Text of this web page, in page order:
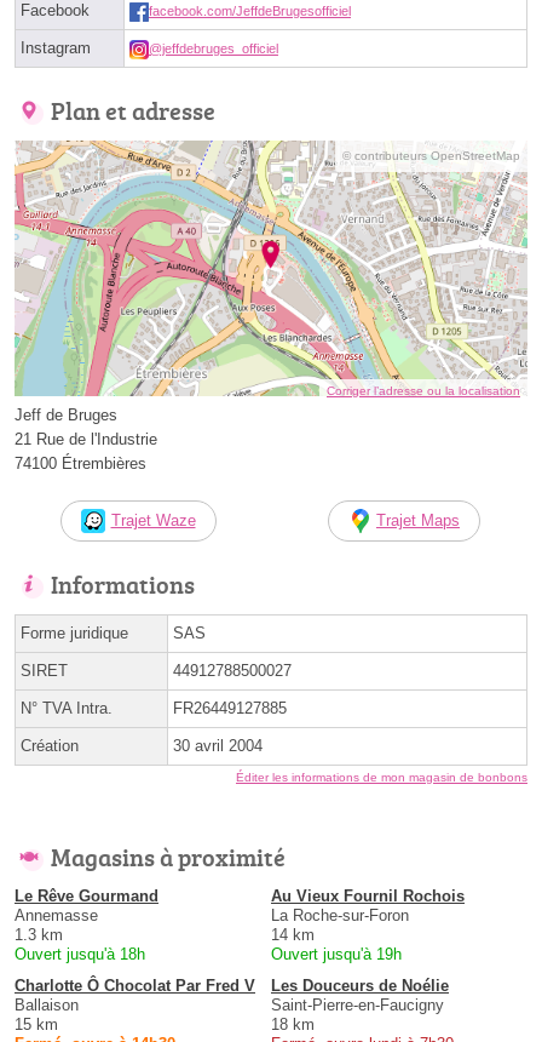
Facebook facebook.com/JeffdeBrugesofficiel
Instagram @jeffdebruges_officiel
Plan et adresse
© contributeurs OpenStreetMap
Corriger l’adresse ou la localisation
Jeff de Bruges
21 Rue de l'Industrie
74100 Étrembières
Trajet Waze Trajet Maps
Informations
Forme juridique SAS
SIRET 44912788500027
N° TVA Intra. FR26449127885
Création 30 avril 2004
Éditer les informations de mon magasin de bonbons
Magasins à proximité
Le Rêve Gourmand
Annemasse
1.3 km
Ouvert jusqu'à 18h
Au Vieux Fournil Rochois
La Roche-sur-Foron
14 km
Ouvert jusqu'à 19h
Charlotte Ô Chocolat Par Fred V
Ballaison
15 km
Les Douceurs de Noélie
Saint-Pierre-en-Faucigny
18 km